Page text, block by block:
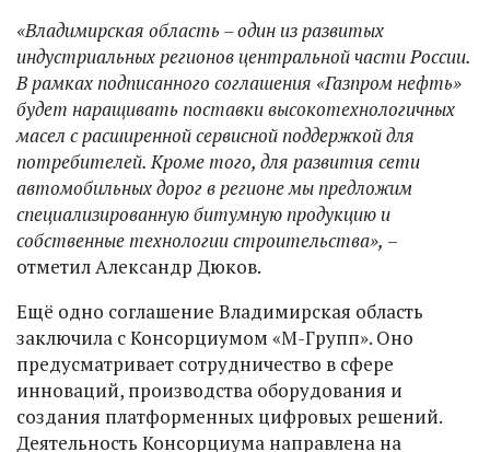
«Владимирская область – один из развитых
индустриальных регионов центральной части России.
В рамках подписанного соглашения «Газпром нефть»
будет наращивать поставки высокотехнологичных
масел с расширенной сервисной поддержкой для
потребителей. Кроме того, для развития сети
автомобильных дорог в регионе мы предложим
специализированную битумную продукцию и
собственные технологии строительства», –
отметил Александр Дюков.
Ещё одно соглашение Владимирская область
заключила с Консорциумом «М-Групп». Оно
предусматривает сотрудничество в сфере
инноваций, производства оборудования и
создания платформенных цифровых решений.
Деятельность Консорциума направлена на